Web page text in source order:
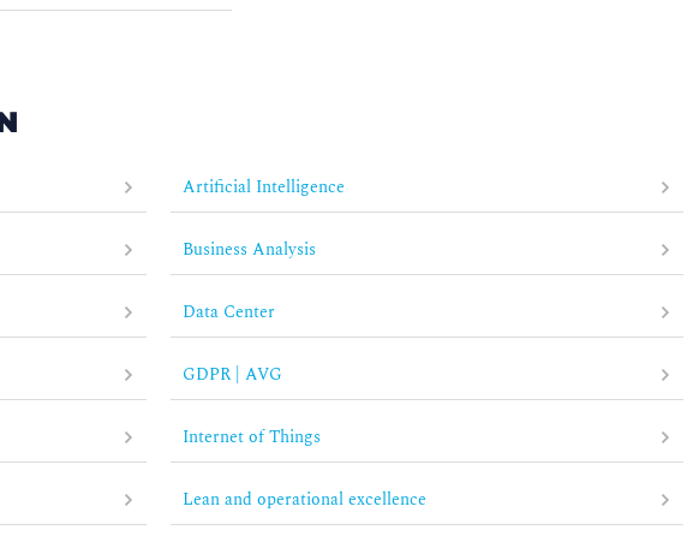
Artificial Intelligence
Business Analysis
Data Center
GDPR | AVG
Internet of Things
Lean and operational excellence